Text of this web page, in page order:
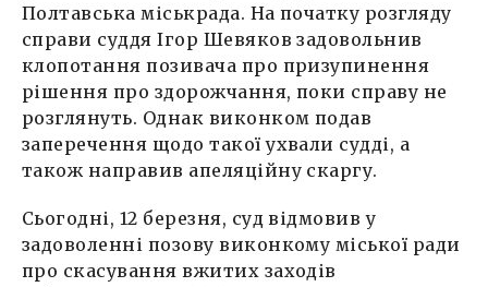
Полтавська міськрада. На початку розгляду
справи суддя Ігор Шевяков задовольнив
клопотання позивача про призупинення
рішення про здорожчання, поки справу не
розглянуть. Однак виконком подав
заперечення щодо такої ухвали судді, а
також направив апеляційну скаргу.
Сьогодні, 12 березня, суд відмовив у
задоволенні позову виконкому міської ради
про скасування вжитих заходів